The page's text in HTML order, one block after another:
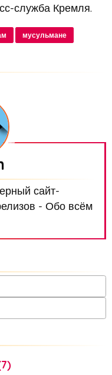
служба Кремля.
мусульмане
сайт-
- Обо всём